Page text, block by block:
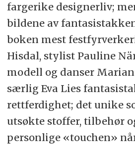
fargerike designerliv;
bildene av
boken mest
Hisdal, stylist Pauline
modell og danser
særlig Eva Lies
rettferdighet; det unike
utsøkte stoffer, tilbehør
personlige «touchen»